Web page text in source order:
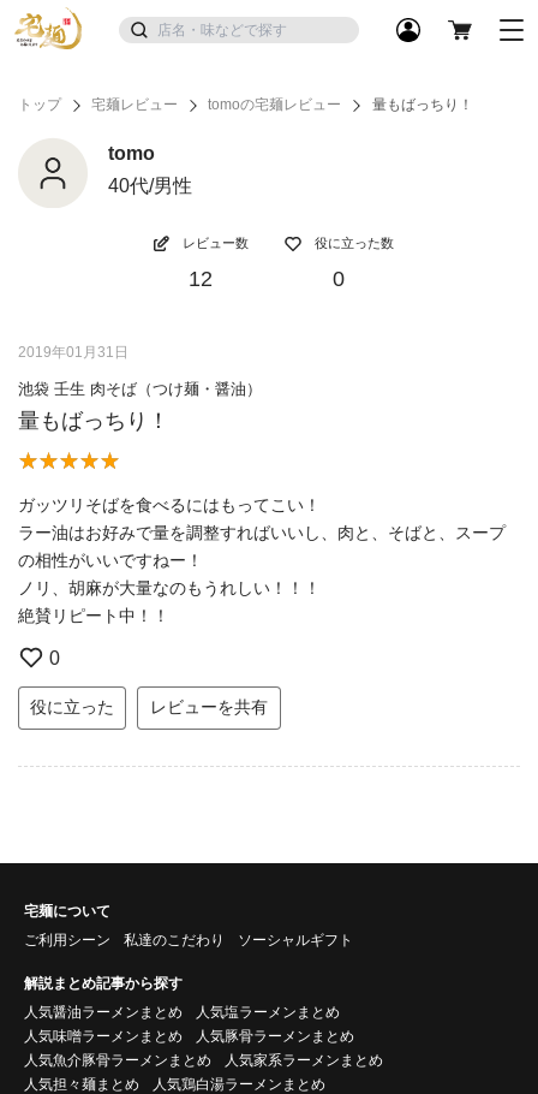
トップ 宅麺レビュー tomoの宅麺レビュー 量もばっちり！
tomo
40代/男性
レビュー数
12
役に立った数
0
2019年01月31日
池袋 壬生 肉そば（つけ麺・醤油）
量もばっちり！
ガッツリそばを食べるにはもってこい！
ラー油はお好みで量を調整すればいいし、肉と、そばと、スープ
の相性がいいですねー！
ノリ、胡麻が大量なのもうれしい！！！
絶賛リピート中！！
0
役に立った レビューを共有
宅麺について
ご利用シーン
私達のこだわり ソーシャルギフト
解説まとめ記事から探す
人気醤油ラーメンまとめ
人気塩ラーメンまとめ
人気味噌ラーメンまとめ
人気豚骨ラーメンまとめ
人気魚介豚骨ラーメンまとめ
人気家系ラーメンまとめ
人気担々麺まとめ
人気鶏白湯ラーメンまとめ